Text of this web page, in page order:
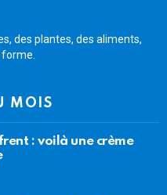
des plantes, des aliments,
MOIS
: voilà une crème